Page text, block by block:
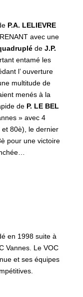
P.A. LELIEVRE
avec une
deJ.P.
entamé les
l’ ouverture
multitude de
menés à la
de P. LE BEL
» avec 4
80è), le dernier
pour une victoire
en 1998 suite à
Vannes. Le VOC
et ses équipes